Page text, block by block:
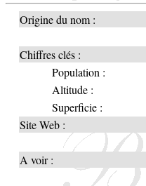
Origine du nom :
Chiffres clés :
Population :
Altitude :
Superficie :
Site Web :
A voir :